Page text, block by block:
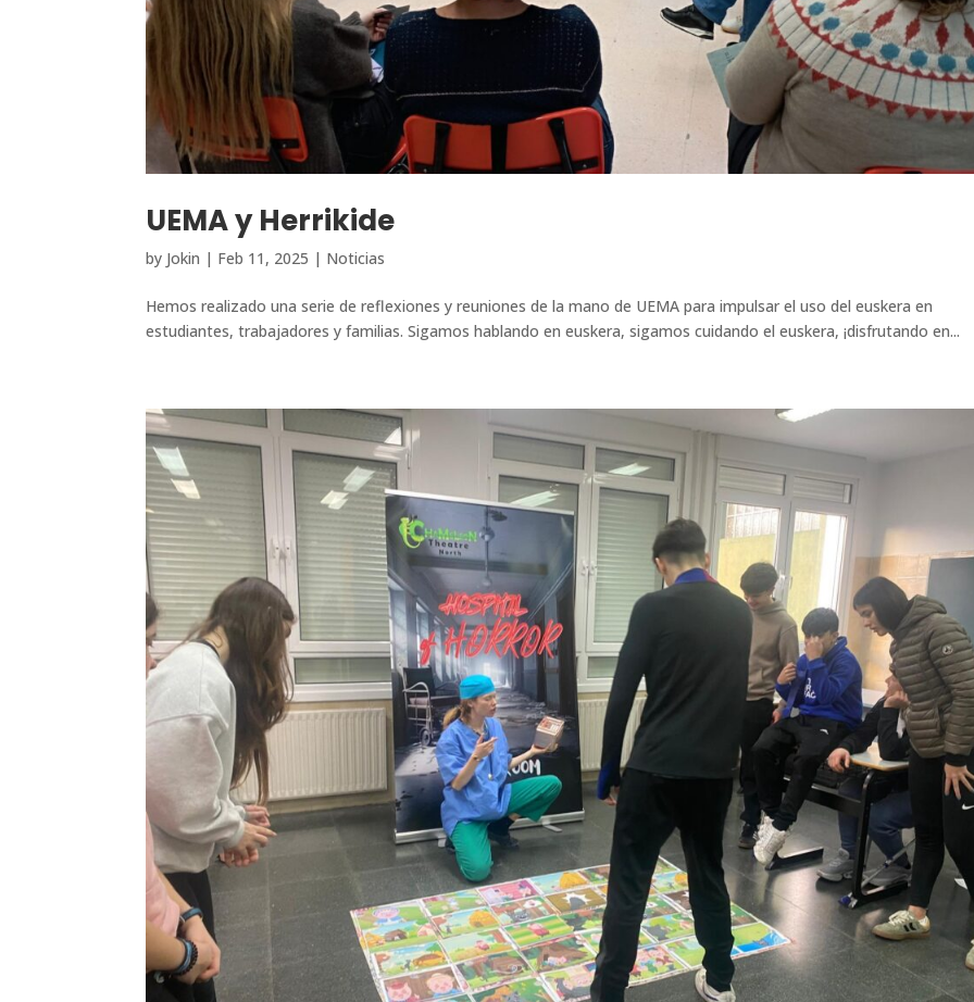
UEMA y Herrikide
by Jokin | Feb 11, 2025 | Noticias
Hemos realizado una serie de reflexiones y reuniones de la mano de UEMA para impulsar el uso del euskera en
estudiantes, trabajadores y familias. Sigamos hablando en euskera, sigamos cuidando el euskera, ¡disfrutando en...